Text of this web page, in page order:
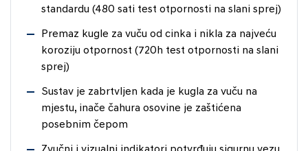
standardu (480 sati test otpornosti na slani sprej)
Premaz kugle za vuču od cinka i nikla za najveću
koroziju otpornost (720h test otpornosti na slani
sprej)
Sustav je zabrtvljen kada je kugla za vuču na
mjestu, inače čahura osovine je zaštićena
posebnim čepom